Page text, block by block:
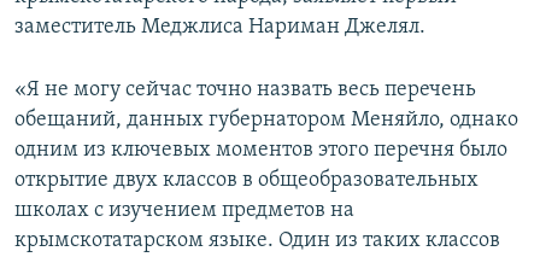
ПРОПАВШИЕ БЕЗ ВЕСТИ
КРЫМ.НЕПОКОРЕННЫЙ
ELIFBE
УКРАИНСКАЯ ПРОБЛЕМА КРЫМА
Все сайты RFE/RL
заместитель Меджлиса Нариман Джелял.
«Я не могу сейчас точно назвать весь перечень
обещаний, данных губернатором Меняйло, однако
одним из ключевых моментов этого перечня было
открытие двух классов в общеобразовательных
школах с изучением предметов на
крымскотатарском языке. Один из таких классов